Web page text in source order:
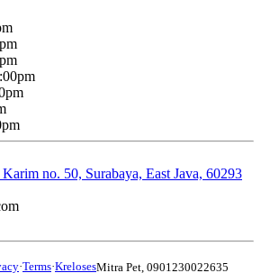
no. 50, Surabaya, East Java, 60293
·Terms·KrelosesMitra Pet 0901230022635